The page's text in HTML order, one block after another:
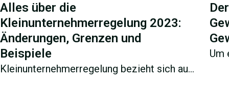
Alles über die
Kleinunternehmerregelung 2023:
Änderungen, Grenzen und
Beispiele
Kleinunternehmerregelung bezieht sich auf
Um